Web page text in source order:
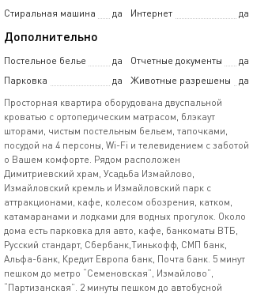
Стиральная машина
да Интернет да
Дополнительно
Постельное белье да Отчетные документы
да
Парковка
да Животные разрешены
да
Просторная квартира оборудована двуспальной
кроватью с ортопедическим матрасом, блэкаут
шторами, чистым постельным бельем, тапочками,
посудой на 4 персоны, Wi-Fi и телевидением с заботой
о Вашем комфорте. Рядом расположен
Димитриевский храм, Усадьба Измайлово,
Измайловский кремль и Измайловский парк с
аттракционами, кафе, колесом обозрения, катком,
катамаранами и лодками для водных прогулок. Около
дома есть парковка для авто, кафе, банкоматы ВТБ,
Русский стандарт, Сбербанк,Тинькофф, СМП банк,
Альфа-банк, Кредит Европа банк, Почта банк. 5 минут
пешком до метро “Семеновская”, Измайлово”,
“Партизанская”. 2 минуты пешком до автобусной